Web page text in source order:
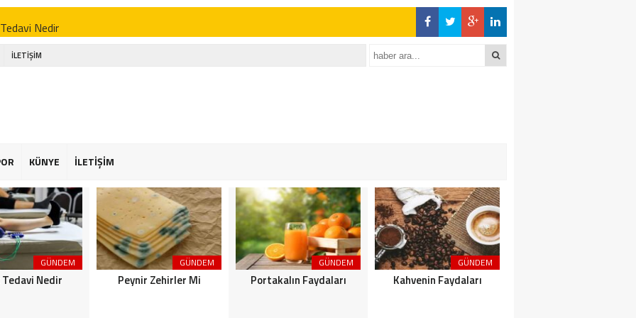
Nedir
Zehirler Mi
Faydaları
Şekeriniz Olabilir! İnteraktif Öğren
Osimhen Kimdir
İLETİŞİM
KÜNYE İLETİŞİM
GÜNDEM
Nedir
GÜNDEM
Peynir Zehirler Mi
GÜNDEM
Portakalın Faydaları
GÜNDEM
Kahvenin Faydaları